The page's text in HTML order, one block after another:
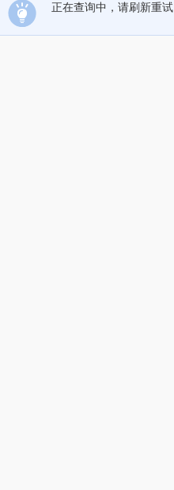
正在查询中，请刷新重试